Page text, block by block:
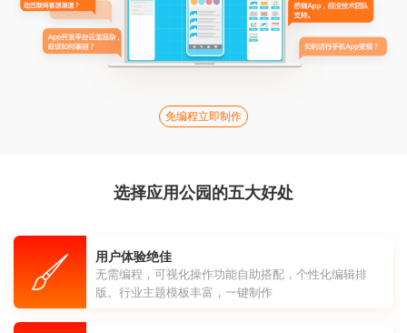
免编程立即制作
选择应用公园的五大好处
用户体验绝佳
无需编程，可视化操作功能自助搭配，个性化编辑排
版。行业主题模板丰富，一键制作